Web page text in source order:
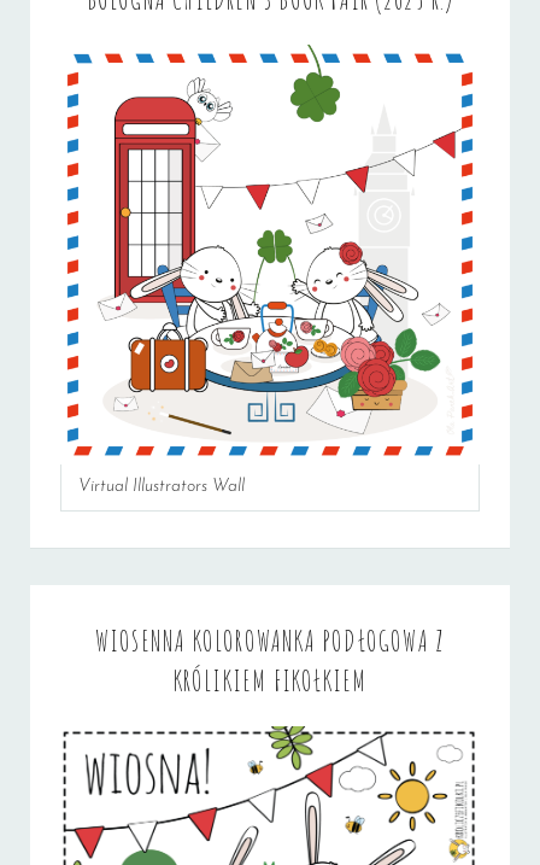
Virtual Illustrators Wall
WIOSENNA KOLOROWANKA PODŁOGOWA Z
KRÓLIKIEM FIKOŁKIEM